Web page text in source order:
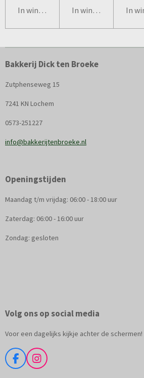
In winkelwagen In winkelwagen In
Bakkerij Dick ten Broeke
Zutphenseweg 15
7241 KN Lochem
0573-251227
info@bakkerijtenbroeke.nl
Openingstijden
Maandag t/m vrijdag: 06:00 - 18:00 uur
Zaterdag: 06:00 - 16:00 uur
Zondag: gesloten
Volg ons op social media
Voor een dagelijks kijkje achter de schermen!
F
a
I
n